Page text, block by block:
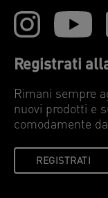
Registrati
Rimani sempre
nuovi prodotti e
comodamente
REGISTRATI